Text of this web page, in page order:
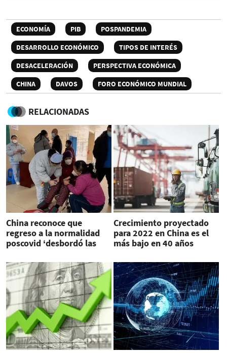
ECONOMÍA PIB
POSPANDEMIA
DESARROLLO ECONÓMICO
TIPOS DE INTERÉS
DESACELERACIÓN
PERSPECTIVA ECONÓMICA
CHINA
DAVOS FORO ECONÓMICO MUNDIAL
RELACIONADAS
China reconoce que
regreso a la normalidad
poscovid ‘desbordó las
Crecimiento proyectado
para 2022 en China es el
más bajo en 40 años